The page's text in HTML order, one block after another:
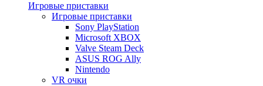
Игровые приставки
Игровые приставки
Sony PlayStation
Microsoft XBOX
Valve Steam Deck
ASUS ROG Ally
Nintendo
VR очки